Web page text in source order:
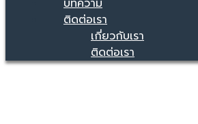
บทความ
ติดต่อเรา
เกี่ยวกับเรา
ติดต่อเรา